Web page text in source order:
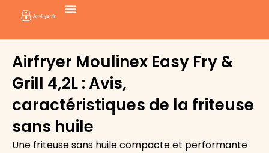
contenu
Airfryer Moulinex Easy Fry &
Grill 4,2L : Avis,
caractéristiques de la friteuse
sans huile
Une friteuse sans huile compacte et performante